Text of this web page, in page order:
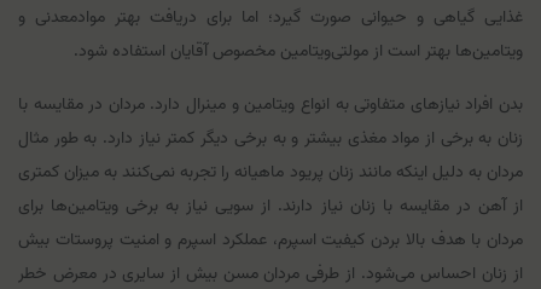
غذایی گیاهی و حیوانی صورت گیرد؛ اما برای دریافت بهتر موادمعدنی و
ویتامین‌ها بهتر است از مولتی‌ویتامین مخصوص آقایان استفاده شود.
بدن افراد نیازهای متفاوتی به انواع ویتامین و مینرال دارد. مردان در مقایسه با
زنان به برخی از مواد مغذی بیشتر و به برخی دیگر کمتر نیاز دارد. به طور مثال
مردان به دلیل اینکه مانند زنان پریود ماهیانه را تجربه نمی‌کنند به میزان کمتری
از آهن در مقایسه با زنان نیاز دارند. از سویی نیاز به برخی ویتامین‌ها برای
مردان با هدف بالا بردن کیفیت اسپرم، عملکرد اسپرم و امنیت پروستات بیش
از زنان احساس می‌شود. از طرفی مردان مسن بیش از سایری در معرض خطر